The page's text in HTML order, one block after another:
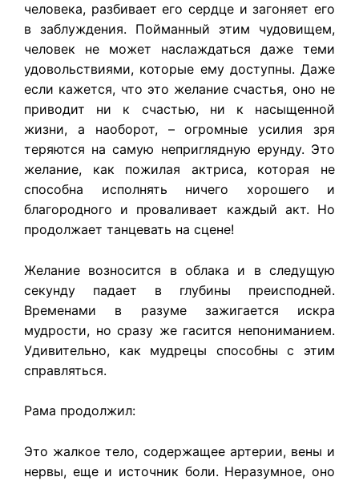
человека, разбивает его сердце и загоняет его
в заблуждения. Пойманный этим чудовищем,
человек не может наслаждаться даже теми
удовольствиями, которые ему доступны. Даже
если кажется, что это желание счастья, оно не
приводит ни к счастью, ни к насыщенной
жизни, а наоборот, – огромные усилия зря
теряются на самую неприглядную ерунду. Это
желание, как пожилая актриса, которая не
способна исполнять ничего хорошего и
благородного и проваливает каждый акт. Но
продолжает танцевать на сцене!
Желание возносится в облака и в следущую
секунду падает в глубины преисподней.
Временами в разуме зажигается искра
мудрости, но сразу же гасится непониманием.
Удивительно, как мудрецы способны с этим
справляться.
Рама продолжил:
Это жалкое тело, содержащее артерии, вены и
нервы, еще и источник боли. Неразумное, оно